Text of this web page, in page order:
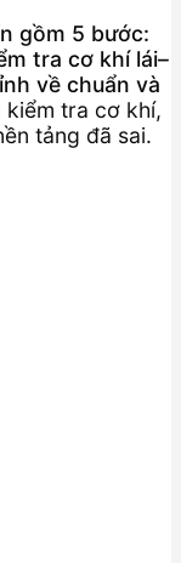
gồm 5 bước:
tra cơ khí lái–
về chuẩn và
kiểm tra cơ khí,
tảng đã sai.